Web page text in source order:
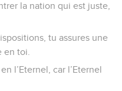
la nation qui est juste,
tu assures une
en toi.
l’Eternel, car l’Eternel